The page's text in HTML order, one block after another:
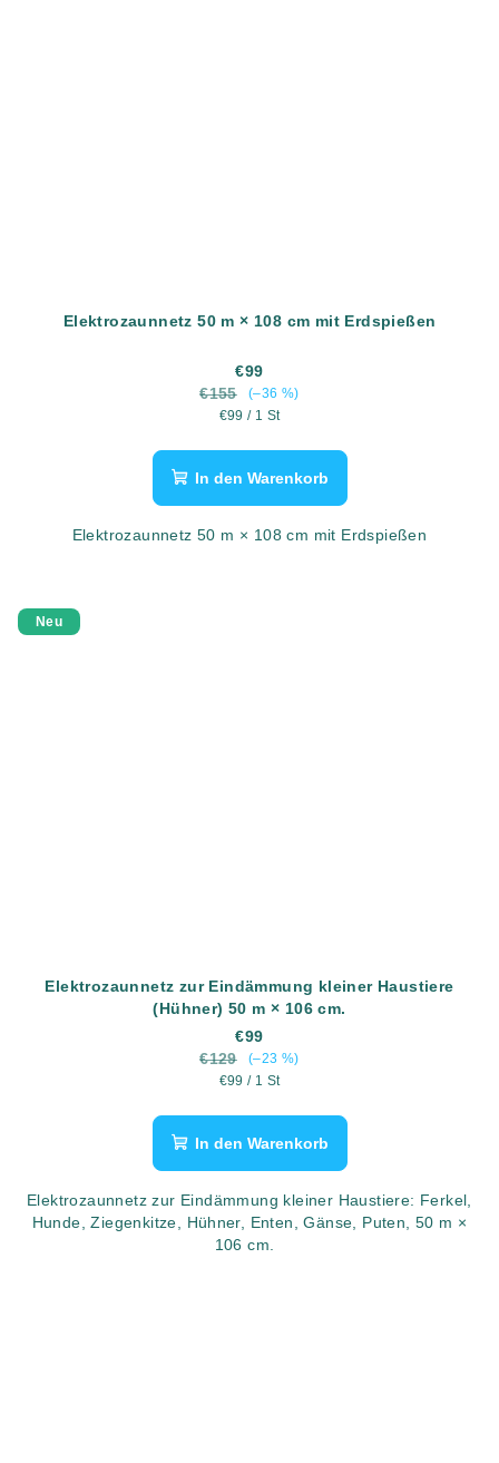
Elektrozaunnetz 50 m × 108 cm mit Erdspießen
€99
€155
(–36 %)
Verkaufspreis:
€99 / 1 St
In den Warenkorb
Elektrozaunnetz 50 m × 108 cm mit Erdspießen
Neu
Elektrozaunnetz zur Eindämmung kleiner Haustiere
(Hühner) 50 m × 106 cm.
€99
€129
(–23 %)
Verkaufspreis:
€99 / 1 St
In den Warenkorb
Elektrozaunnetz zur Eindämmung kleiner Haustiere: Ferkel,
Hunde, Ziegenkitze, Hühner, Enten, Gänse, Puten, 50 m ×
106 cm.